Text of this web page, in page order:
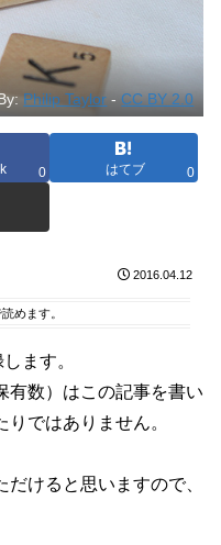
Philip Taylor -CC BY 2.0
0 はてブ 0
2016.04.12
めます。
ます。
有数）はこの記事を書い
ではありません。
けると思いますので、